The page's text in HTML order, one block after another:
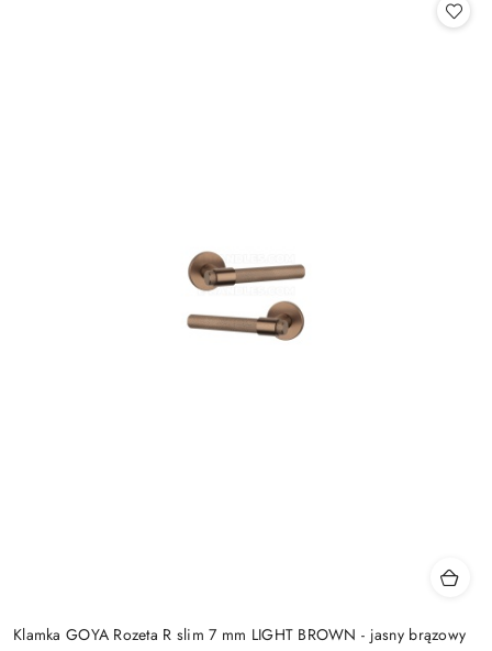
Klamka GOYA Rozeta R slim 7 mm LIGHT BROWN - jasny brązowy